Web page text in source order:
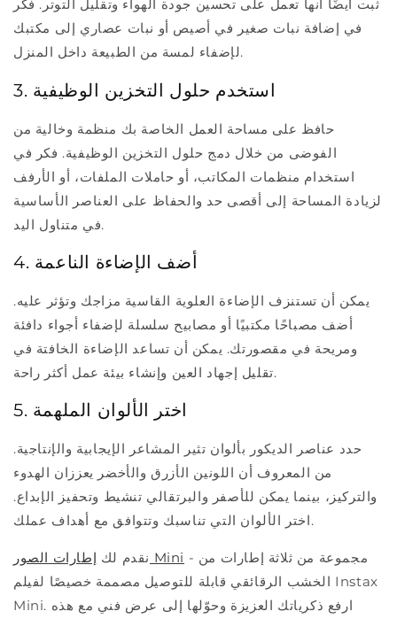
ثبت أيضًا أنها تعمل على تحسين جودة الهواء وتقليل التوتر. فكر
في إضافة نبات صغير في أصيص أو نبات عصاري إلى مكتبك
لإضفاء لمسة من الطبيعة داخل المنزل.
3. استخدم حلول التخزين الوظيفية
حافظ على مساحة العمل الخاصة بك منظمة وخالية من
الفوضى من خلال دمج حلول التخزين الوظيفية. فكر في
استخدام منظمات المكاتب، أو حاملات الملفات، أو الأرفف
لزيادة المساحة إلى أقصى حد والحفاظ على العناصر الأساسية
في متناول اليد.
4. أضف الإضاءة الناعمة
يمكن أن تستنزف الإضاءة العلوية القاسية مزاجك وتؤثر عليه.
أضف مصباحًا مكتبيًا أو مصابيح سلسلة لإضفاء أجواء دافئة
ومريحة في مقصورتك. يمكن أن تساعد الإضاءة الخافتة في
تقليل إجهاد العين وإنشاء بيئة عمل أكثر راحة.
5. اختر الألوان الملهمة
حدد عناصر الديكور بألوان تثير المشاعر الإيجابية والإنتاجية.
من المعروف أن اللونين الأزرق والأخضر يعززان الهدوء
والتركيز، بينما يمكن للأصفر والبرتقالي تنشيط وتحفيز الإبداع.
اختر الألوان التي تناسبك وتتوافق مع أهداف عملك.
نقدم لك إطارات الصور Mini - مجموعة من ثلاثة إطارات من
الخشب الرقائقي قابلة للتوصيل مصممة خصيصًا لفيلم Instax
Mini. ارفع ذكرياتك العزيزة وحوّلها إلى عرض فني مع هذه